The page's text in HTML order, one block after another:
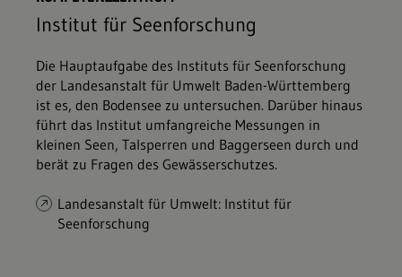
Institut für Seenforschung
Die Hauptaufgabe des Instituts für Seenforschung
der Landesanstalt für Umwelt Baden-Württemberg
ist es, den Bodensee zu untersuchen. Darüber hinaus
führt das Institut umfangreiche Messungen in
kleinen Seen, Talsperren und Baggerseen durch und
berät zu Fragen des Gewässerschutzes.
Landesanstalt für Umwelt: Institut für
Seenforschung